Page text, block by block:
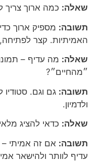
שאלה: כמה ארוך צריך
תשובה: מספיק ארוך
האמיתיות. קצר
שאלה: מה עדיף –
״מהחיים״?
תשובה: גם וגם. סטודיו
ולדמיון.
שאלה: כדאי להציג
תשובה: אם זה אמיתי –
עדיף לוותר ולהישאר